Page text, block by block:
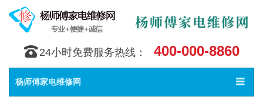
󰇯 24小时免费服务热线： 400-000-8860
Toggle
󰀥
杨师傅家电维修网